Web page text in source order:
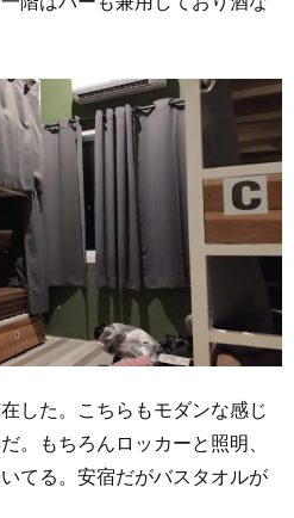
した。こちらもモダンな感じ
。もちろんロッカーと照明、
てる。安宿だがバスタオルが